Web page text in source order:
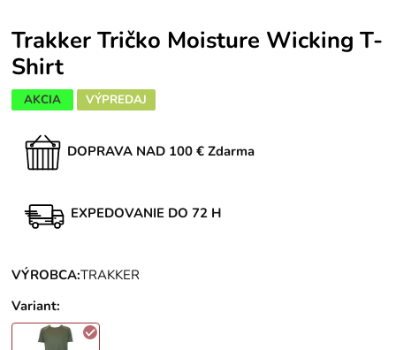
Trakker Tričko Moisture Wicking T-
Shirt
AKCIA VÝPREDAJ
DOPRAVA NAD 100 € Zdarma
EXPEDOVANIE DO 72 H
VÝROBCA:TRAKKER
Variant: